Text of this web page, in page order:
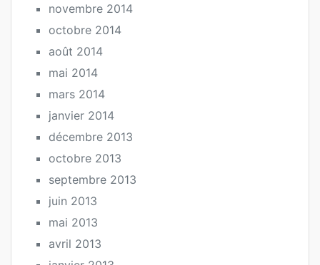
novembre 2014
octobre 2014
août 2014
mai 2014
mars 2014
janvier 2014
décembre 2013
octobre 2013
septembre 2013
juin 2013
mai 2013
avril 2013